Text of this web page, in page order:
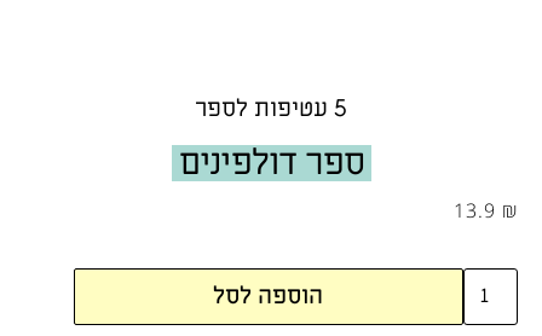
5 עטיפות לספר
ספר דולפינים
₪
הוספה לסל